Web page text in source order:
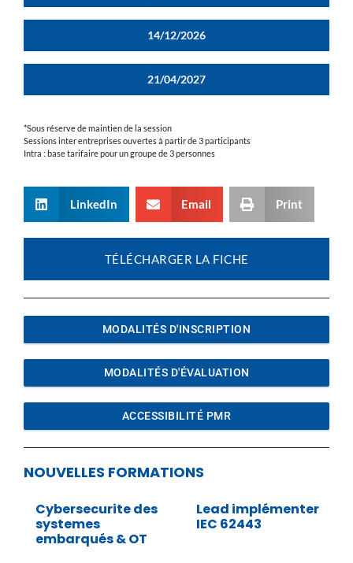
14/12/2026
21/04/2027
*Sous réserve de maintien de la session
Sessions inter entreprises ouvertes à partir de 3 participants
Intra : base tarifaire pour un groupe de 3 personnes
LinkedIn Email Print
TÉLÉCHARGER LA FICHE
MODALITÉS D'INSCRIPTION
MODALITÉS D'ÉVALUATION
ACCESSIBILITÉ PMR
NOUVELLES FORMATIONS
Cybersecurite des
systemes
embarqués & OT
Lead implémenter
IEC 62443